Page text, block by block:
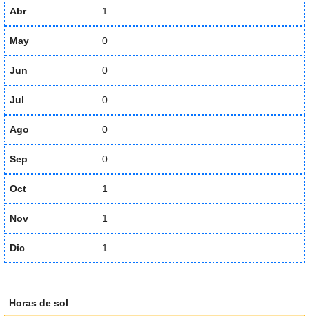
Abr 1
May 0
Jun 0
Jul 0
Ago 0
Sep 0
Oct 1
Nov 1
Dic 1
Horas de sol